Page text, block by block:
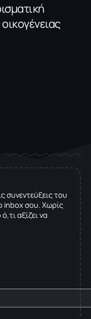
συνεντεύξεις του
inbox σου. Χωρίς
αξίζει να